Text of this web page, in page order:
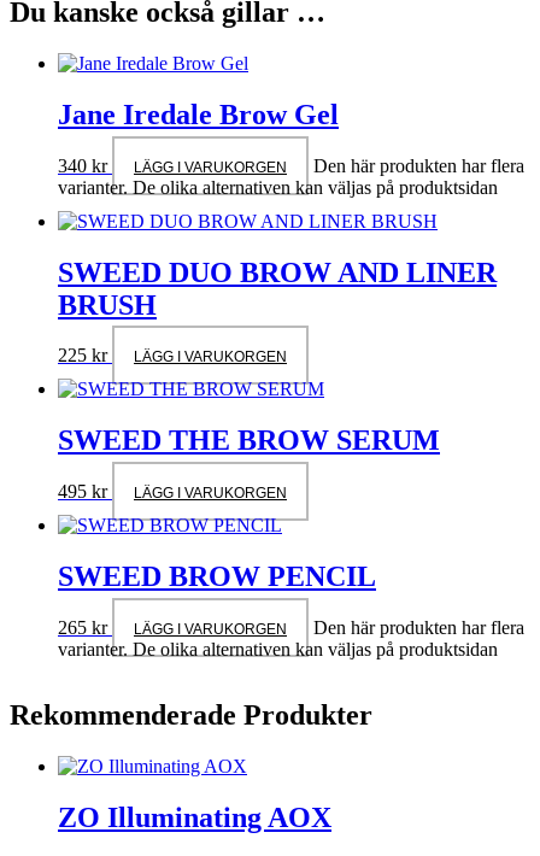
Du kanske också gillar …
Jane Iredale Brow Gel
340 kr LÄGG I VARUKORGEN
Den här produkten har flera
varianter. De olika alternativen kan väljas på produktsidan
SWEED DUO BROW AND LINER
BRUSH
225 kr LÄGG I VARUKORGEN
SWEED THE BROW SERUM
495 kr LÄGG I VARUKORGEN
SWEED BROW PENCIL
265 kr LÄGG I VARUKORGEN
Den här produkten har flera
varianter. De olika alternativen kan väljas på produktsidan
Rekommenderade Produkter
ZO Illuminating AOX